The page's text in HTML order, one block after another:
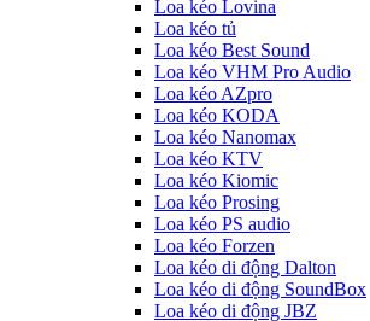
Loa kéo Lovina
Loa kéo tủ
Loa kéo Best Sound
Loa kéo VHM Pro Audio
Loa kéo AZpro
Loa kéo KODA
Loa kéo Nanomax
Loa kéo KTV
Loa kéo Kiomic
Loa kéo Prosing
Loa kéo PS audio
Loa kéo Forzen
Loa kéo di động Dalton
Loa kéo di động SoundBox
Loa kéo di động JBZ